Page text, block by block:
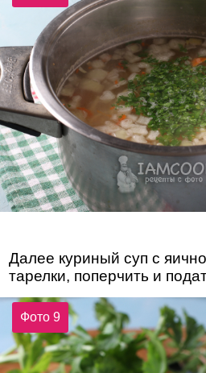
Далее куриный суп с
тарелки, поперчить и
Фото 9